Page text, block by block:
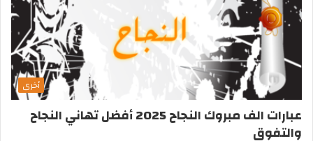
أخرى
عبارات الف مبروك النجاح 2025 أفضل تهاني النجاح
والتفوق